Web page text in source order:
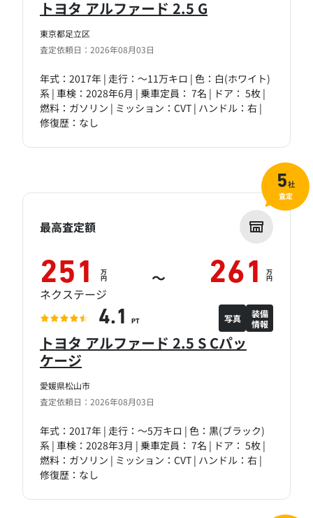
東京都足立区
査定依頼日：2026年08月03日
トヨタ アルファード 2.5 G
年式：2017年 | 走行：～11万キロ | 色：白(ホワイト)
系 | 車検：2028年6月 | 乗車定員： 7名 | ドア： 5枚 |
燃料：ガソリン | ミッション：CVT | ハンドル：右 |
修復歴：なし
愛媛県松山市
査定依頼日：2026年08月03日
トヨタ アルファード 2.5 S Cパッ
ケージ
年式：2017年 | 走行：～5万キロ | 色：黒(ブラック)
系 | 車検：2028年3月 | 乗車定員： 7名 | ドア： 5枚 |
燃料：ガソリン | ミッション：CVT | ハンドル：右 |
修復歴：なし
最高査定額
251 万
円 ～ 261 万
円
ネクステージ
4.1 PT 写真
装備
情報
5社
査定